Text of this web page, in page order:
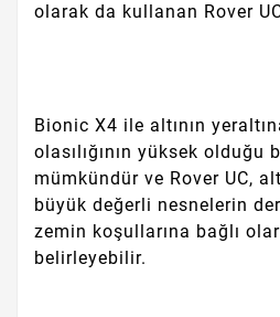
olarak da kullanan Rover
Bionic X4 ile altının
olasılığının yüksek olduğu
mümkündür ve Rover UC,
büyük değerli nesnelerin
zemin koşullarına bağlı
belirleyebilir.